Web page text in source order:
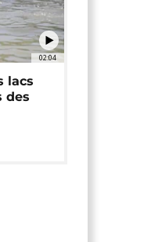
02:04
lacs
des